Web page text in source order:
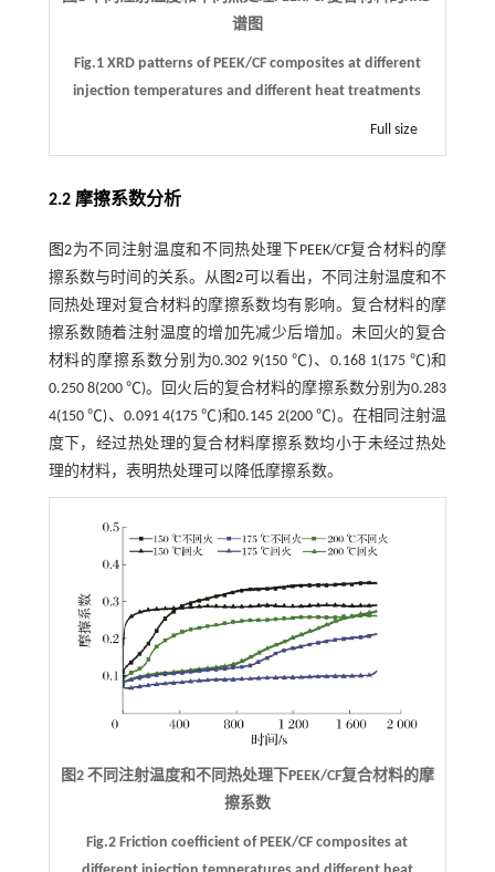
谱图
Fig.1 XRD patterns of PEEK/CF composites at different
injection temperatures and different heat treatments
Full size
2.2 摩擦系数分析
图2为不同注射温度和不同热处理下PEEK/CF复合材料的摩
擦系数与时间的关系。从 图2 可以看出，不同注射温度和不
同热处理对复合材料的摩擦系数均有影响。复合材料的摩
擦系数随着注射温度的增加先减少后增加。未回火的复合
材料的摩擦系数分别为0.302 9(150 ℃)、0.168 1(175 ℃)和
0.250 8(200 ℃)。回火后的复合材料的摩擦系数分别为0.283
4(150 ℃)、0.091 4(175 ℃)和0.145 2(200 ℃)。在相同注射温
度下，经过热处理的复合材料摩擦系数均小于未经过热处
理的材料，表明热处理可以降低摩擦系数。
图2 不同注射温度和不同热处理下PEEK/CF复合材料的摩
擦系数
Fig.2 Friction coefficient of PEEK/CF composites at